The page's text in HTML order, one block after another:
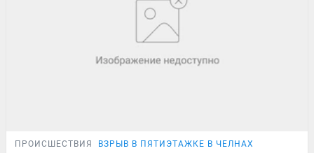
ПРОИСШЕСТВИЯ ВЗРЫВ В ПЯТИЭТАЖКЕ В ЧЕЛНАХ